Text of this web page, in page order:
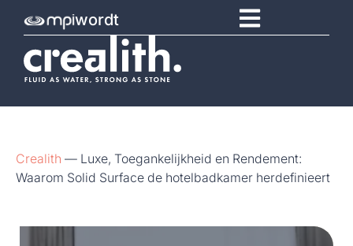
wordt
Crealith — Luxe, Toegankelijkheid en Rendement:
Waarom Solid Surface de hotelbadkamer herdefinieert